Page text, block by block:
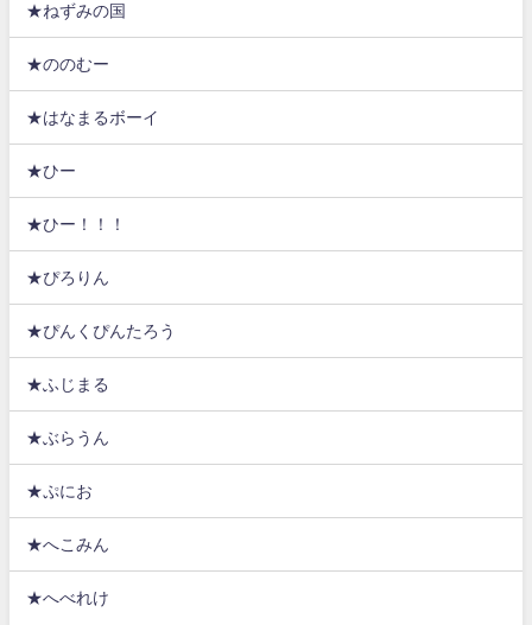
★ねずみの国
★ののむー
★はなまるボーイ
★ひー
★ひー！！！
★ぴろりん
★ぴんくぴんたろう
★ふじまる
★ぶらうん
★ぷにお
★へこみん
★へべれけ